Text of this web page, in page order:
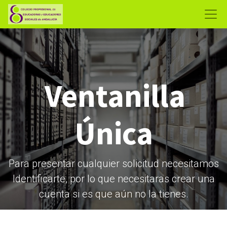
Ventanilla
Única
Para presentar cualquier solicitud necesitamos
Identificarte, por lo que necesitaras crear una
cuenta si es que aún no la tienes.